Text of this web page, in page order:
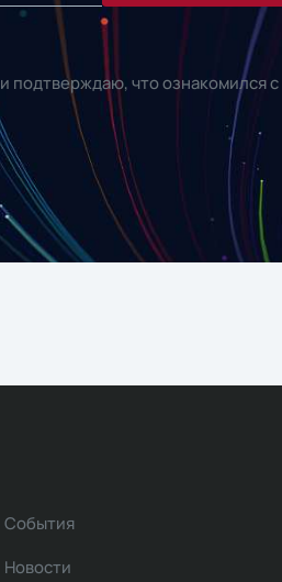
и подтверждаю, что ознакомился с
События
Новости